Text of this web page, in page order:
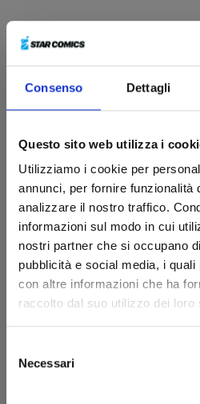
Consenso Dettagli
Questo sito web utilizza i
Utilizziamo i cookie per
annunci, per fornire funzionalità
analizzare il nostro traffico.
informazioni sul modo in cui
nostri partner che si occupano
pubblicità e social media, i
con altre informazioni che ha
raccolto dal suo utilizzo dei loro
delNecessari